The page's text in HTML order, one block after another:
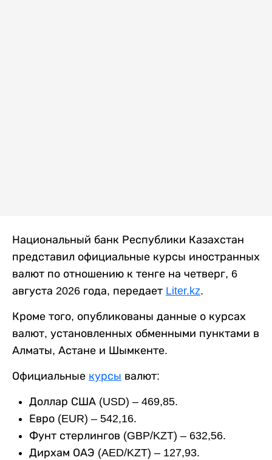
Национальный банк Республики Казахстан
представил официальные курсы иностранных
валют по отношению к тенге на четверг, 6
августа 2026 года, передает Liter.kz.
Кроме того, опубликованы данные о курсах
валют, установленных обменными пунктами в
Алматы, Астане и Шымкенте.
Официальные курсы валют:
Доллар США (USD) – 469,85.
Евро (EUR) – 542,16.
Фунт стерлингов (GBP/KZT) – 632,56.
Дирхам ОАЭ (AED/KZT) – 127,93.